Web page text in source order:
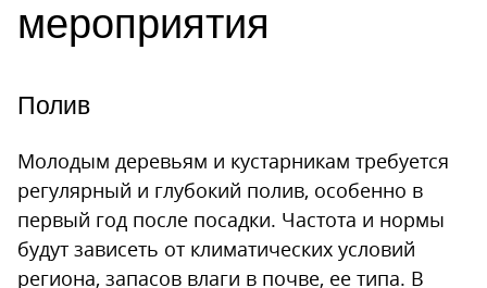
мероприятия
Полив
Молодым деревьям и кустарникам требуется
регулярный и глубокий полив, особенно в
первый год после посадки. Частота и нормы
будут зависеть от климатических условий
региона, запасов влаги в почве, ее типа. В